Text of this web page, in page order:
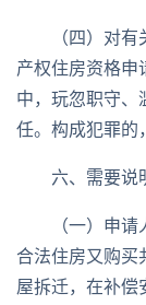
（四）对
产权住房资格申
中，玩忽职守、
任。构成犯罪的
六、需要说
（一）申
合法住房又购买
屋拆迁，在补偿